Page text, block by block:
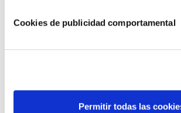
Cookies de publicidad comportamental
Permitir todas las